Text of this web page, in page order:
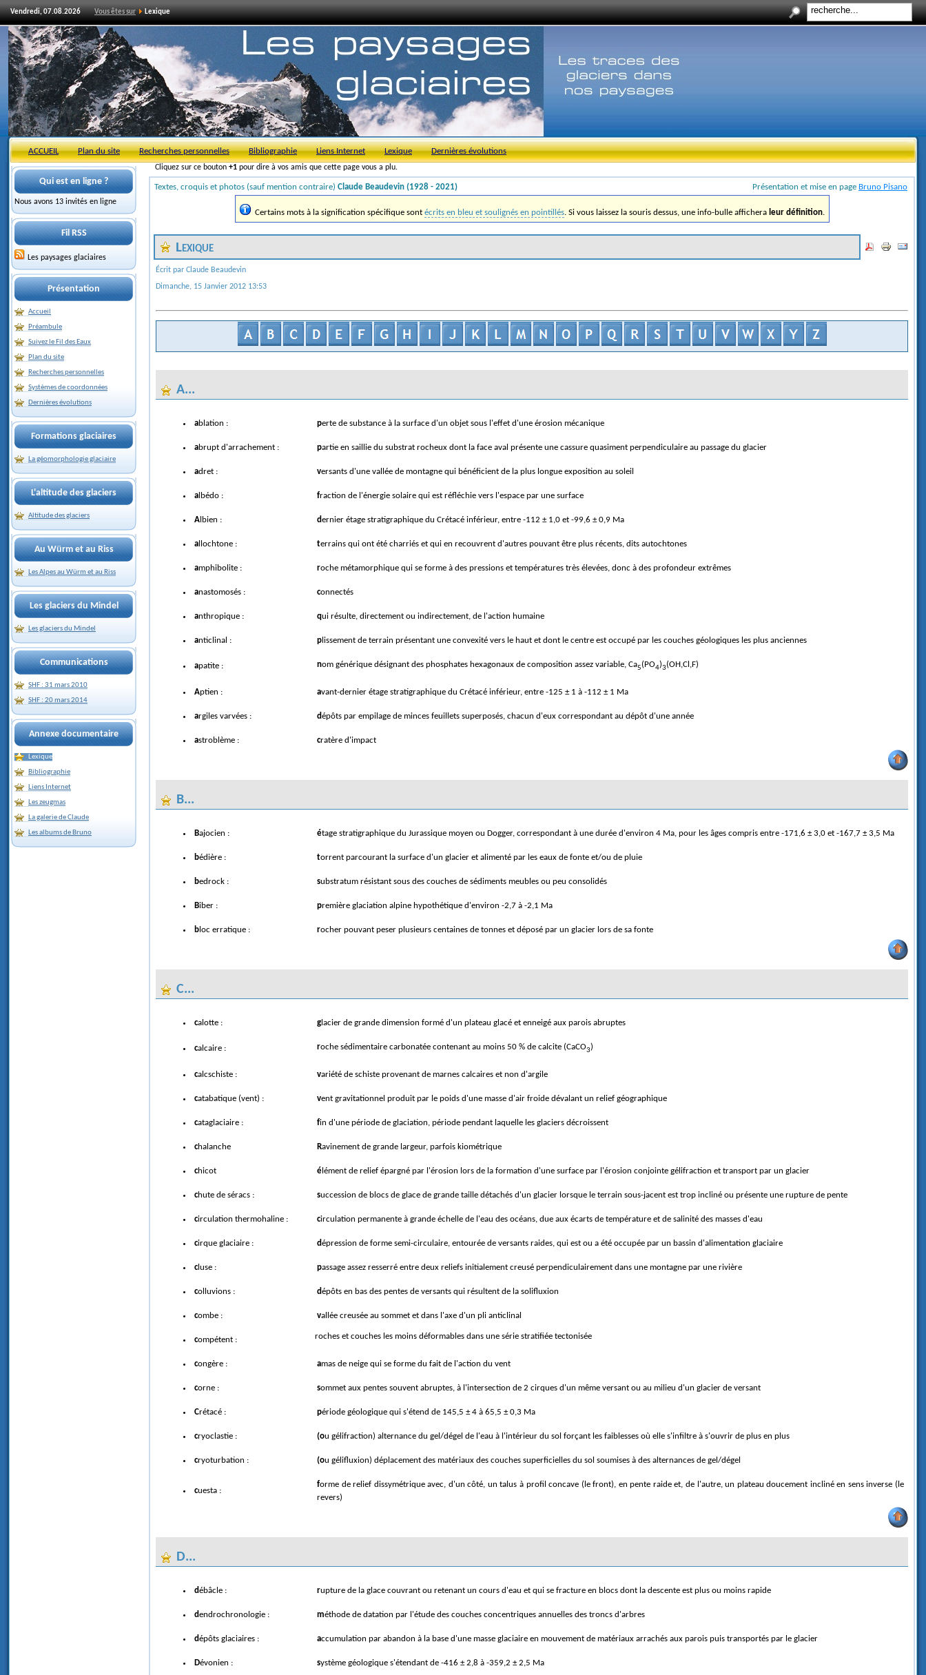
Vendredi, 07.08.2026 Vous êtes sur Lexique
ACCUEIL Plan du site Recherches personnelles Bibliographie Liens Internet Lexique Dernières évolutions
Cliquez sur ce bouton +1 pour dire à vos amis que cette page vous a plu.
Qui est en ligne ?
Nous avons 13 invités en ligne
Fil RSS
Les paysages glaciaires
Présentation
Accueil
Préambule
Suivez le Fil des Eaux
Plan du site
Recherches personnelles
Systèmes de coordonnées
Dernières évolutions
Formations glaciaires
La géomorphologie glaciaire
L'altitude des glaciers
Altitude des glaciers
Au Würm et au Riss
Les Alpes au Würm et au Riss
Les glaciers du Mindel
Les glaciers du Mindel
Communications
SHF : 31 mars 2010
SHF : 20 mars 2014
Annexe documentaire
Lexique
Bibliographie
Liens Internet
Les zeugmas
La galerie de Claude
Les albums de Bruno
Textes, croquis et photos (sauf mention contraire) Claude Beaudevin (1928 - 2021) Présentation et mise en page Bruno Pisano
Certains mots à la signification spécifique sont écrits en bleu et soulignés en pointillés. Si vous laissez la souris dessus, une info-bulle affichera leur définition.
Lexique
Écrit par Claude Beaudevin
Dimanche, 15 Janvier 2012 13:53
A...
ablation : perte de substance à la surface d'un objet sous l'effet d'une érosion mécanique
abrupt d'arrachement : partie en saillie du substrat rocheux dont la face aval présente une cassure quasiment perpendiculaire au passage du glacier
adret : versants d'une vallée de montagne qui bénéficient de la plus longue exposition au soleil
albédo : fraction de l'énergie solaire qui est réfléchie vers l'espace par une surface
Albien : dernier étage stratigraphique du Crétacé inférieur, entre -112 ± 1,0 et -99,6 ± 0,9 Ma
allochtone : terrains qui ont été charriés et qui en recouvrent d'autres pouvant être plus récents, dits autochtones
amphibolite : roche métamorphique qui se forme à des pressions et températures très élevées, donc à des profondeur extrêmes
anastomosés : connectés
anthropique : qui résulte, directement ou indirectement, de l'action humaine
anticlinal : plissement de terrain présentant une convexité vers le haut et dont le centre est occupé par les couches géologiques les plus anciennes
apatite : nom générique désignant des phosphates hexagonaux de composition assez variable, Ca5(PO4)3(OH,Cl,F)
Aptien : avant-dernier étage stratigraphique du Crétacé inférieur, entre -125 ± 1 à -112 ± 1 Ma
argiles varvées : dépôts par empilage de minces feuillets superposés, chacun d'eux correspondant au dépôt d'une année
astroblème : cratère d'impact
B...
Bajocien : étage stratigraphique du Jurassique moyen ou Dogger, correspondant à une durée d'environ 4 Ma, pour les âges compris entre -171,6 ± 3,0 et -167,7 ± 3,5 Ma
bédière : torrent parcourant la surface d'un glacier et alimenté par les eaux de fonte et/ou de pluie
bedrock : substratum résistant sous des couches de sédiments meubles ou peu consolidés
Biber : première glaciation alpine hypothétique d'environ -2,7 à -2,1 Ma
bloc erratique : rocher pouvant peser plusieurs centaines de tonnes et déposé par un glacier lors de sa fonte
C...
calotte : glacier de grande dimension formé d'un plateau glacé et enneigé aux parois abruptes
calcaire : roche sédimentaire carbonatée contenant au moins 50 % de calcite (CaCO3)
calcschiste : variété de schiste provenant de marnes calcaires et non d'argile
catabatique (vent) : vent gravitationnel produit par le poids d'une masse d'air froide dévalant un relief géographique
cataglaciaire : fin d'une période de glaciation, période pendant laquelle les glaciers décroissent
chalanche Ravinement de grande largeur, parfois kiométrique
chicot élément de relief épargné par l'érosion lors de la formation d'une surface par l'érosion conjointe gélifraction et transport par un glacier
chute de séracs : succession de blocs de glace de grande taille détachés d'un glacier lorsque le terrain sous-jacent est trop incliné ou présente une rupture de pente
circulation thermohaline : circulation permanente à grande échelle de l'eau des océans, due aux écarts de température et de salinité des masses d'eau
cirque glaciaire : dépression de forme semi-circulaire, entourée de versants raides, qui est ou a été occupée par un bassin d'alimentation glaciaire
cluse : passage assez resserré entre deux reliefs initialement creusé perpendiculairement dans une montagne par une rivière
colluvions : dépôts en bas des pentes de versants qui résultent de la solifluxion
combe : vallée creusée au sommet et dans l'axe d'un pli anticlinal
compétent : roches et couches les moins déformables dans une série stratifiée tectonisée
congère : amas de neige qui se forme du fait de l'action du vent
corne : sommet aux pentes souvent abruptes, à l'intersection de 2 cirques d'un même versant ou au milieu d'un glacier de versant
Crétacé : période géologique qui s'étend de 145,5 ± 4 à 65,5 ± 0,3 Ma
cryoclastie : (ou gélifraction) alternance du gel/dégel de l'eau à l'intérieur du sol forçant les faiblesses où elle s'infiltre à s'ouvrir de plus en plus
cryoturbation : (ou gélifluxion) déplacement des matériaux des couches superficielles du sol soumises à des alternances de gel/dégel
cuesta :
forme de relief dissymétrique avec, d'un côté, un talus à profil concave (le front), en pente raide et, de l'autre, un plateau doucement incliné en sens inverse (le
revers)
D...
débâcle : rupture de la glace couvrant ou retenant un cours d'eau et qui se fracture en blocs dont la descente est plus ou moins rapide
dendrochronologie : méthode de datation par l'étude des couches concentriques annuelles des troncs d'arbres
dépôts glaciaires : accumulation par abandon à la base d'une masse glaciaire en mouvement de matériaux arrachés aux parois puis transportés par le glacier
Dévonien : système géologique s'étendant de -416 ± 2,8 à -359,2 ± 2,5 Ma